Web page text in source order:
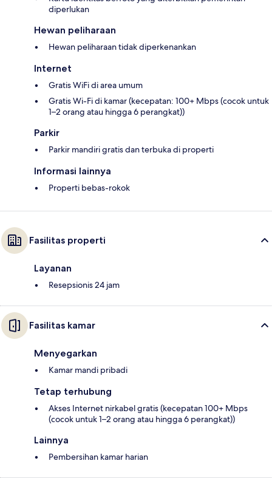
diperlukan
Hewan peliharaan
Hewan peliharaan tidak diperkenankan
Internet
Gratis WiFi di area umum
Gratis Wi-Fi di kamar (kecepatan: 100+ Mbps (cocok untuk
1–2 orang atau hingga 6 perangkat))
Parkir
Parkir mandiri gratis dan terbuka di properti
Informasi lainnya
Properti bebas-rokok
Fasilitas properti
Layanan
Resepsionis 24 jam
Fasilitas kamar
Menyegarkan
Kamar mandi pribadi
Tetap terhubung
Akses Internet nirkabel gratis (kecepatan 100+ Mbps
(cocok untuk 1–2 orang atau hingga 6 perangkat))
Lainnya
Pembersihan kamar harian